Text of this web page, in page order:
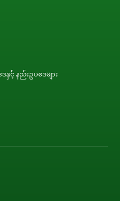
နည်းဥပဒေများ